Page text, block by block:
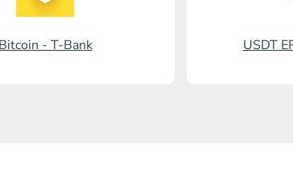
Bitcoin - T-Bank USDT